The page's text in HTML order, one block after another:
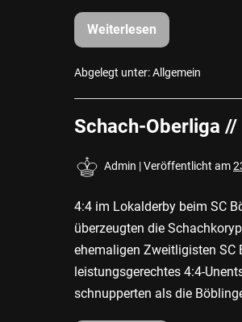
Weiterlesen
Der
Schachklub
1992
trauert
sein
langjähriges
Mitglied
Abgelegt unter:Allgemein
Schach-Oberliga
Admin |Veröffentlicht am
4:4 im Lokalderby beim SC
überzeugten die
ehemaligen Zweitligisten SC
leistungsgerechtes 4:4-
schnupperten als die